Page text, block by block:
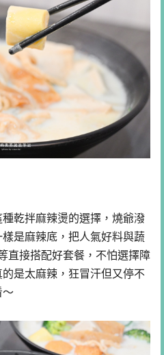
乾拌麻辣燙的選擇，燒爺潑
樣是麻辣底，把人氣好料與蔬
直接搭配好套餐，不怕選擇障
是太麻辣，狂冒汗但又停不
～